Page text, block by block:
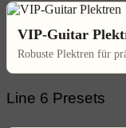
VIP-Guitar
Robuste Plektren für
Line 6 Presets